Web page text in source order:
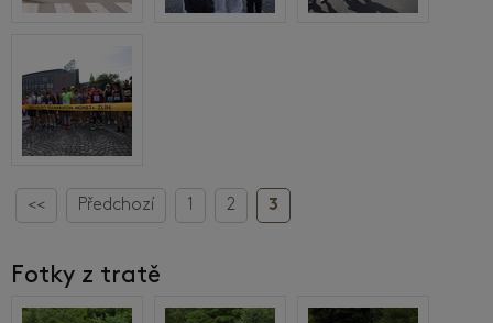
<< Předchozí 1 2 3
Fotky z tratě